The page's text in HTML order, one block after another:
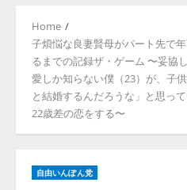
Home
子煩悩な良妻賢母がパート先で
るまでの記録ザ・ゲーム 〜妥協
愛しか知らない僕（23）が、子
と結婚するんだろうな」と思っ
22歳差の恋をする〜
自由いんぽん党